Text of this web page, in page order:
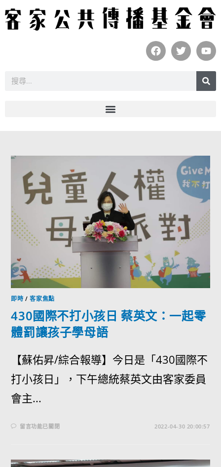
即時 /客家焦點
430國際不打小孩日 蔡英文：一起零
體罰讓孩子學母語
【蘇佑昇/綜合報導】今日是「430國際不
打小孩日」，下午總統蔡英文由客家委員
會主...
留言功能已關閉 2022-04-30 20:00:57